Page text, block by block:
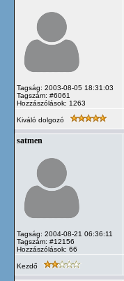
Tagság: 2003-08-05 18:31:03
Tagszám: #6061
Hozzászólások: 1263
Kiváló dolgozó
satmen
Tagság: 2004-08-21 06:36:11
Tagszám: #12156
Hozzászólások: 66
Kezdő